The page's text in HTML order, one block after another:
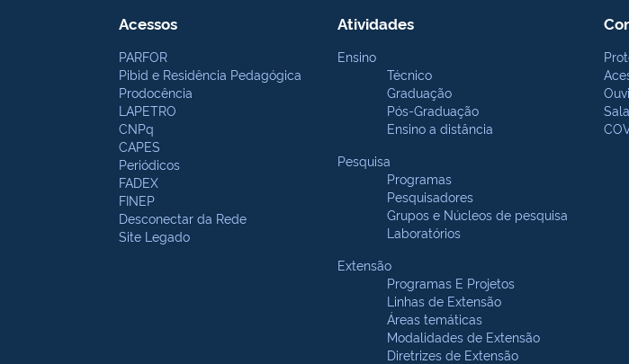
Acessos
PARFOR
Pibid e Residência Pedagógica
Prodocência
LAPETRO
CNPq
CAPES
Periódicos
FADEX
FINEP
Desconectar da Rede
Site Legado
Atividades
Ensino
Técnico
Graduação
Pós-Graduação
Ensino a distância
Pesquisa
Programas
Pesquisadores
Grupos e Núcleos de pesquisa
Laboratórios
Extensão
Programas E Projetos
Linhas de Extensão
Áreas temáticas
Modalidades de Extensão
Diretrizes de Extensão